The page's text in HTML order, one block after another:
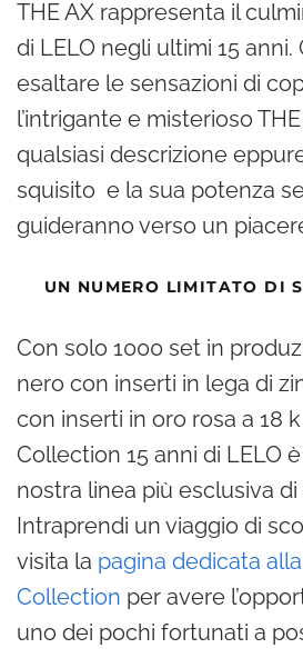
THE AX rappresenta il
di LELO negli ultimi 15
esaltare le sensazioni di
l’intrigante e misterioso
qualsiasi descrizione
squisito e la sua potenza
guideranno verso un
UN NUMERO LIMITATO DI
Con solo 1000 set in
nero con inserti in lega di
con inserti in oro rosa a 18
Collection 15 anni di LELO
nostra linea più esclusiva di
Intraprendi un viaggio di
visita la pagina dedicata
Collection per avere
uno dei pochi fortunati a